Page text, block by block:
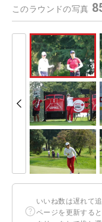
このラウンドの写真
いいね数は遅れて
ページを更新する